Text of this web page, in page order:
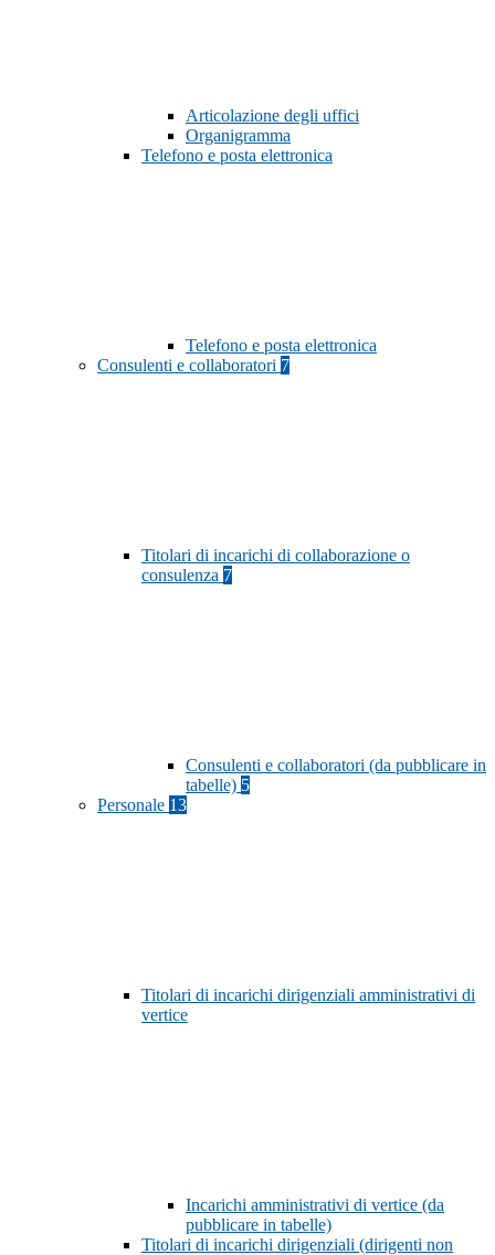
Articolazione degli uffici
Organigramma
Telefono e posta elettronica
Telefono e posta elettronica
Consulenti e collaboratori 7
Titolari di incarichi di collaborazione o
consulenza 7
Consulenti e collaboratori (da pubblicare in
tabelle) 5
Personale 13
Titolari di incarichi dirigenziali amministrativi di
vertice
Incarichi amministrativi di vertice (da
pubblicare in tabelle)
Titolari di incarichi dirigenziali (dirigenti non